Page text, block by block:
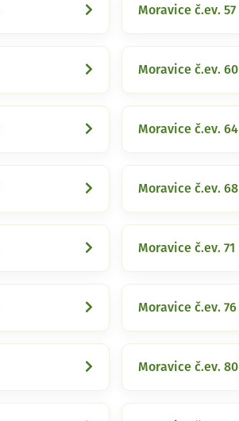
Moravice č.ev. 57
Moravice č.ev. 60
Moravice č.ev. 64
Moravice č.ev. 68
Moravice č.ev. 71
Moravice č.ev. 76
Moravice č.ev. 80